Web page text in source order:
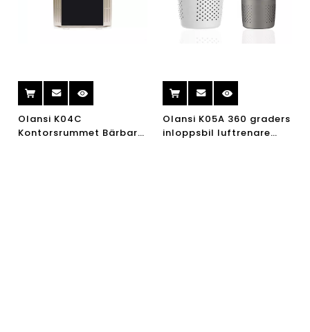
Olansi K04C
Kontorsrummet Bärbart
Olansi K05A 360 graders
inloppsbil luftrenare